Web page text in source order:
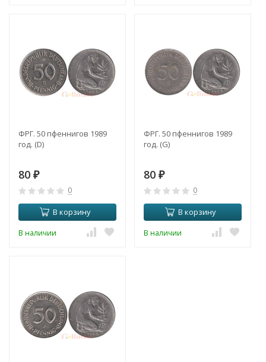
ФРГ. 50 пфеннигов 1989
год. (D)
80 ₽
0
В корзину
В наличии
ФРГ. 50 пфеннигов 1989
год. (G)
80 ₽
0
В корзину
В наличии